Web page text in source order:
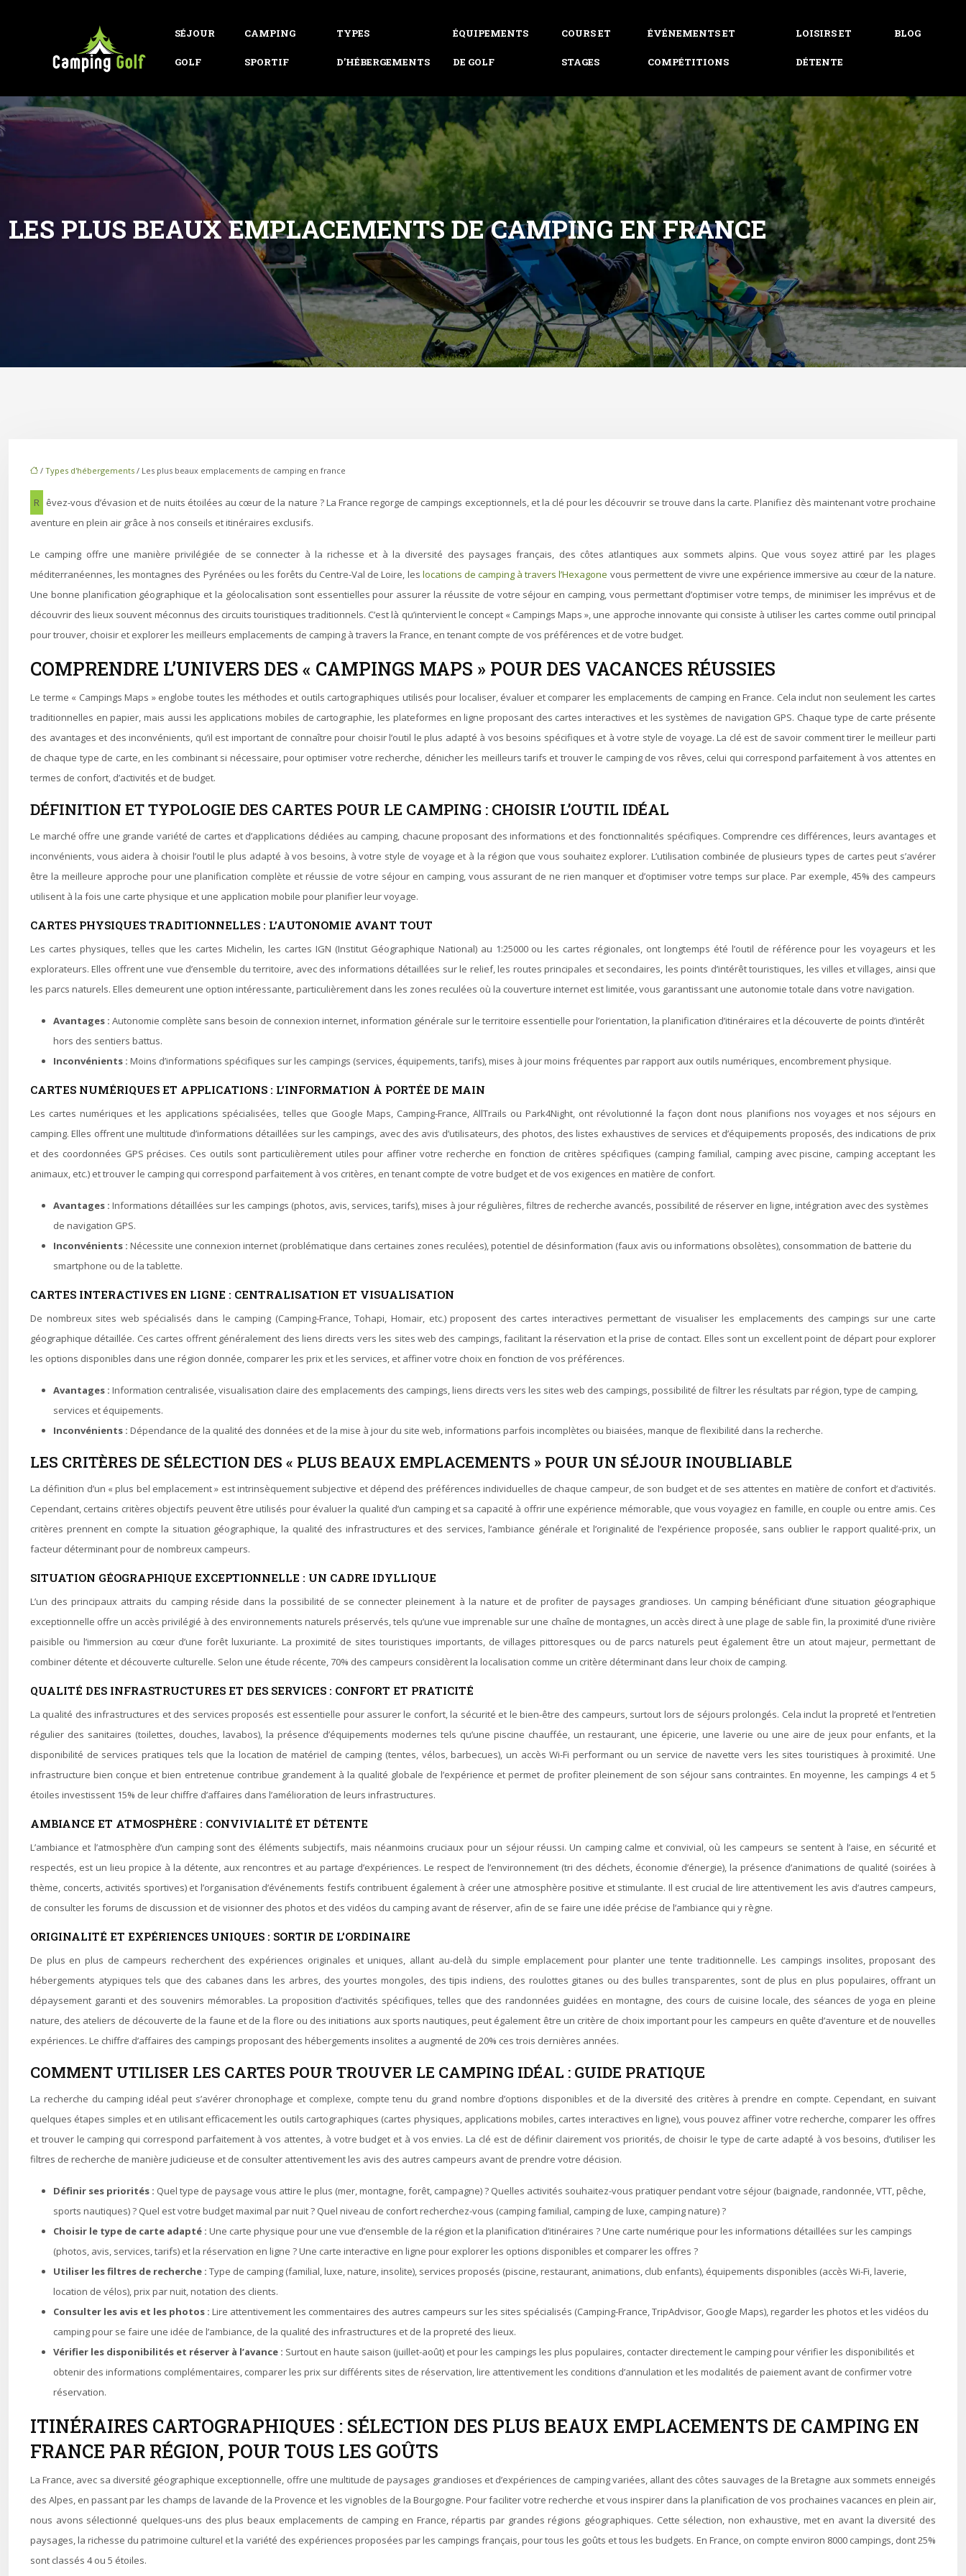
SÉJOUR
GOLF
CAMPING
SPORTIF
TYPES
D’HÉBERGEMENTS
ÉQUIPEMENTS
DE GOLF
COURS ET
STAGES
ÉVÉNEMENTS ET
COMPÉTITIONS
LOISIRS ET
DÉTENTE
BLOG
LES PLUS BEAUX EMPLACEMENTS DE CAMPING EN FRANCE
/ Types d'hébergements / Les plus beaux emplacements de camping en france
Rêvez-vous d’évasion et de nuits étoilées au cœur de la nature ? La France regorge de campings exceptionnels, et la clé pour les découvrir se trouve dans la carte. Planifiez dès maintenant votre prochaine
aventure en plein air grâce à nos conseils et itinéraires exclusifs.
Le camping offre une manière privilégiée de se connecter à la richesse et à la diversité des paysages français, des côtes atlantiques aux sommets alpins. Que vous soyez attiré par les plages
méditerranéennes, les montagnes des Pyrénées ou les forêts du Centre-Val de Loire, les locations de camping à travers l’Hexagone vous permettent de vivre une expérience immersive au cœur de la nature.
Une bonne planification géographique et la géolocalisation sont essentielles pour assurer la réussite de votre séjour en camping, vous permettant d’optimiser votre temps, de minimiser les imprévus et de
découvrir des lieux souvent méconnus des circuits touristiques traditionnels. C’est là qu’intervient le concept « Campings Maps », une approche innovante qui consiste à utiliser les cartes comme outil principal
pour trouver, choisir et explorer les meilleurs emplacements de camping à travers la France, en tenant compte de vos préférences et de votre budget.
COMPRENDRE L’UNIVERS DES « CAMPINGS MAPS » POUR DES VACANCES RÉUSSIES
Le terme « Campings Maps » englobe toutes les méthodes et outils cartographiques utilisés pour localiser, évaluer et comparer les emplacements de camping en France. Cela inclut non seulement les cartes
traditionnelles en papier, mais aussi les applications mobiles de cartographie, les plateformes en ligne proposant des cartes interactives et les systèmes de navigation GPS. Chaque type de carte présente
des avantages et des inconvénients, qu’il est important de connaître pour choisir l’outil le plus adapté à vos besoins spécifiques et à votre style de voyage. La clé est de savoir comment tirer le meilleur parti
de chaque type de carte, en les combinant si nécessaire, pour optimiser votre recherche, dénicher les meilleurs tarifs et trouver le camping de vos rêves, celui qui correspond parfaitement à vos attentes en
termes de confort, d’activités et de budget.
DÉFINITION ET TYPOLOGIE DES CARTES POUR LE CAMPING : CHOISIR L’OUTIL IDÉAL
Le marché offre une grande variété de cartes et d’applications dédiées au camping, chacune proposant des informations et des fonctionnalités spécifiques. Comprendre ces différences, leurs avantages et
inconvénients, vous aidera à choisir l’outil le plus adapté à vos besoins, à votre style de voyage et à la région que vous souhaitez explorer. L’utilisation combinée de plusieurs types de cartes peut s’avérer
être la meilleure approche pour une planification complète et réussie de votre séjour en camping, vous assurant de ne rien manquer et d’optimiser votre temps sur place. Par exemple, 45% des campeurs
utilisent à la fois une carte physique et une application mobile pour planifier leur voyage.
CARTES PHYSIQUES TRADITIONNELLES : L’AUTONOMIE AVANT TOUT
Les cartes physiques, telles que les cartes Michelin, les cartes IGN (Institut Géographique National) au 1:25000 ou les cartes régionales, ont longtemps été l’outil de référence pour les voyageurs et les
explorateurs. Elles offrent une vue d’ensemble du territoire, avec des informations détaillées sur le relief, les routes principales et secondaires, les points d’intérêt touristiques, les villes et villages, ainsi que
les parcs naturels. Elles demeurent une option intéressante, particulièrement dans les zones reculées où la couverture internet est limitée, vous garantissant une autonomie totale dans votre navigation.
Avantages : Autonomie complète sans besoin de connexion internet, information générale sur le territoire essentielle pour l’orientation, la planification d’itinéraires et la découverte de points d’intérêt
hors des sentiers battus.
Inconvénients : Moins d’informations spécifiques sur les campings (services, équipements, tarifs), mises à jour moins fréquentes par rapport aux outils numériques, encombrement physique.
CARTES NUMÉRIQUES ET APPLICATIONS : L’INFORMATION À PORTÉE DE MAIN
Les cartes numériques et les applications spécialisées, telles que Google Maps, Camping-France, AllTrails ou Park4Night, ont révolutionné la façon dont nous planifions nos voyages et nos séjours en
camping. Elles offrent une multitude d’informations détaillées sur les campings, avec des avis d’utilisateurs, des photos, des listes exhaustives de services et d’équipements proposés, des indications de prix
et des coordonnées GPS précises. Ces outils sont particulièrement utiles pour affiner votre recherche en fonction de critères spécifiques (camping familial, camping avec piscine, camping acceptant les
animaux, etc.) et trouver le camping qui correspond parfaitement à vos critères, en tenant compte de votre budget et de vos exigences en matière de confort.
Avantages : Informations détaillées sur les campings (photos, avis, services, tarifs), mises à jour régulières, filtres de recherche avancés, possibilité de réserver en ligne, intégration avec des systèmes
de navigation GPS.
Inconvénients : Nécessite une connexion internet (problématique dans certaines zones reculées), potentiel de désinformation (faux avis ou informations obsolètes), consommation de batterie du
smartphone ou de la tablette.
CARTES INTERACTIVES EN LIGNE : CENTRALISATION ET VISUALISATION
De nombreux sites web spécialisés dans le camping (Camping-France, Tohapi, Homair, etc.) proposent des cartes interactives permettant de visualiser les emplacements des campings sur une carte
géographique détaillée. Ces cartes offrent généralement des liens directs vers les sites web des campings, facilitant la réservation et la prise de contact. Elles sont un excellent point de départ pour explorer
les options disponibles dans une région donnée, comparer les prix et les services, et affiner votre choix en fonction de vos préférences.
Avantages : Information centralisée, visualisation claire des emplacements des campings, liens directs vers les sites web des campings, possibilité de filtrer les résultats par région, type de camping,
services et équipements.
Inconvénients : Dépendance de la qualité des données et de la mise à jour du site web, informations parfois incomplètes ou biaisées, manque de flexibilité dans la recherche.
LES CRITÈRES DE SÉLECTION DES « PLUS BEAUX EMPLACEMENTS » POUR UN SÉJOUR INOUBLIABLE
La définition d’un « plus bel emplacement » est intrinsèquement subjective et dépend des préférences individuelles de chaque campeur, de son budget et de ses attentes en matière de confort et d’activités.
Cependant, certains critères objectifs peuvent être utilisés pour évaluer la qualité d’un camping et sa capacité à offrir une expérience mémorable, que vous voyagiez en famille, en couple ou entre amis. Ces
critères prennent en compte la situation géographique, la qualité des infrastructures et des services, l’ambiance générale et l’originalité de l’expérience proposée, sans oublier le rapport qualité-prix, un
facteur déterminant pour de nombreux campeurs.
SITUATION GÉOGRAPHIQUE EXCEPTIONNELLE : UN CADRE IDYLLIQUE
L’un des principaux attraits du camping réside dans la possibilité de se connecter pleinement à la nature et de profiter de paysages grandioses. Un camping bénéficiant d’une situation géographique
exceptionnelle offre un accès privilégié à des environnements naturels préservés, tels qu’une vue imprenable sur une chaîne de montagnes, un accès direct à une plage de sable fin, la proximité d’une rivière
paisible ou l’immersion au cœur d’une forêt luxuriante. La proximité de sites touristiques importants, de villages pittoresques ou de parcs naturels peut également être un atout majeur, permettant de
combiner détente et découverte culturelle. Selon une étude récente, 70% des campeurs considèrent la localisation comme un critère déterminant dans leur choix de camping.
QUALITÉ DES INFRASTRUCTURES ET DES SERVICES : CONFORT ET PRATICITÉ
La qualité des infrastructures et des services proposés est essentielle pour assurer le confort, la sécurité et le bien-être des campeurs, surtout lors de séjours prolongés. Cela inclut la propreté et l’entretien
régulier des sanitaires (toilettes, douches, lavabos), la présence d’équipements modernes tels qu’une piscine chauffée, un restaurant, une épicerie, une laverie ou une aire de jeux pour enfants, et la
disponibilité de services pratiques tels que la location de matériel de camping (tentes, vélos, barbecues), un accès Wi-Fi performant ou un service de navette vers les sites touristiques à proximité. Une
infrastructure bien conçue et bien entretenue contribue grandement à la qualité globale de l’expérience et permet de profiter pleinement de son séjour sans contraintes. En moyenne, les campings 4 et 5
étoiles investissent 15% de leur chiffre d’affaires dans l’amélioration de leurs infrastructures.
AMBIANCE ET ATMOSPHÈRE : CONVIVIALITÉ ET DÉTENTE
L’ambiance et l’atmosphère d’un camping sont des éléments subjectifs, mais néanmoins cruciaux pour un séjour réussi. Un camping calme et convivial, où les campeurs se sentent à l’aise, en sécurité et
respectés, est un lieu propice à la détente, aux rencontres et au partage d’expériences. Le respect de l’environnement (tri des déchets, économie d’énergie), la présence d’animations de qualité (soirées à
thème, concerts, activités sportives) et l’organisation d’événements festifs contribuent également à créer une atmosphère positive et stimulante. Il est crucial de lire attentivement les avis d’autres campeurs,
de consulter les forums de discussion et de visionner des photos et des vidéos du camping avant de réserver, afin de se faire une idée précise de l’ambiance qui y règne.
ORIGINALITÉ ET EXPÉRIENCES UNIQUES : SORTIR DE L’ORDINAIRE
De plus en plus de campeurs recherchent des expériences originales et uniques, allant au-delà du simple emplacement pour planter une tente traditionnelle. Les campings insolites, proposant des
hébergements atypiques tels que des cabanes dans les arbres, des yourtes mongoles, des tipis indiens, des roulottes gitanes ou des bulles transparentes, sont de plus en plus populaires, offrant un
dépaysement garanti et des souvenirs mémorables. La proposition d’activités spécifiques, telles que des randonnées guidées en montagne, des cours de cuisine locale, des séances de yoga en pleine
nature, des ateliers de découverte de la faune et de la flore ou des initiations aux sports nautiques, peut également être un critère de choix important pour les campeurs en quête d’aventure et de nouvelles
expériences. Le chiffre d’affaires des campings proposant des hébergements insolites a augmenté de 20% ces trois dernières années.
COMMENT UTILISER LES CARTES POUR TROUVER LE CAMPING IDÉAL : GUIDE PRATIQUE
La recherche du camping idéal peut s’avérer chronophage et complexe, compte tenu du grand nombre d’options disponibles et de la diversité des critères à prendre en compte. Cependant, en suivant
quelques étapes simples et en utilisant efficacement les outils cartographiques (cartes physiques, applications mobiles, cartes interactives en ligne), vous pouvez affiner votre recherche, comparer les offres
et trouver le camping qui correspond parfaitement à vos attentes, à votre budget et à vos envies. La clé est de définir clairement vos priorités, de choisir le type de carte adapté à vos besoins, d’utiliser les
filtres de recherche de manière judicieuse et de consulter attentivement les avis des autres campeurs avant de prendre votre décision.
Définir ses priorités : Quel type de paysage vous attire le plus (mer, montagne, forêt, campagne) ? Quelles activités souhaitez-vous pratiquer pendant votre séjour (baignade, randonnée, VTT, pêche,
sports nautiques) ? Quel est votre budget maximal par nuit ? Quel niveau de confort recherchez-vous (camping familial, camping de luxe, camping nature) ?
Choisir le type de carte adapté : Une carte physique pour une vue d’ensemble de la région et la planification d’itinéraires ? Une carte numérique pour les informations détaillées sur les campings
(photos, avis, services, tarifs) et la réservation en ligne ? Une carte interactive en ligne pour explorer les options disponibles et comparer les offres ?
Utiliser les filtres de recherche : Type de camping (familial, luxe, nature, insolite), services proposés (piscine, restaurant, animations, club enfants), équipements disponibles (accès Wi-Fi, laverie,
location de vélos), prix par nuit, notation des clients.
Consulter les avis et les photos : Lire attentivement les commentaires des autres campeurs sur les sites spécialisés (Camping-France, TripAdvisor, Google Maps), regarder les photos et les vidéos du
camping pour se faire une idée de l’ambiance, de la qualité des infrastructures et de la propreté des lieux.
Vérifier les disponibilités et réserver à l’avance : Surtout en haute saison (juillet-août) et pour les campings les plus populaires, contacter directement le camping pour vérifier les disponibilités et
obtenir des informations complémentaires, comparer les prix sur différents sites de réservation, lire attentivement les conditions d’annulation et les modalités de paiement avant de confirmer votre
réservation.
ITINÉRAIRES CARTOGRAPHIQUES : SÉLECTION DES PLUS BEAUX EMPLACEMENTS DE CAMPING EN
FRANCE PAR RÉGION, POUR TOUS LES GOÛTS
La France, avec sa diversité géographique exceptionnelle, offre une multitude de paysages grandioses et d’expériences de camping variées, allant des côtes sauvages de la Bretagne aux sommets enneigés
des Alpes, en passant par les champs de lavande de la Provence et les vignobles de la Bourgogne. Pour faciliter votre recherche et vous inspirer dans la planification de vos prochaines vacances en plein air,
nous avons sélectionné quelques-uns des plus beaux emplacements de camping en France, répartis par grandes régions géographiques. Cette sélection, non exhaustive, met en avant la diversité des
paysages, la richesse du patrimoine culturel et la variété des expériences proposées par les campings français, pour tous les goûts et tous les budgets. En France, on compte environ 8000 campings, dont 25%
sont classés 4 ou 5 étoiles.